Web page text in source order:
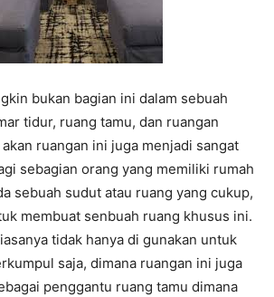
bukan bagian ini dalam sebuah
tidur, ruang tamu, dan ruangan
ruangan ini juga menjadi sangat
sebagian orang yang memiliki rumah
sebuah sudut atau ruang yang cukup,
membuat senbuah ruang khusus ini.
tidak hanya di gunakan untuk
saja, dimana ruangan ini juga
penggantu ruang tamu dimana